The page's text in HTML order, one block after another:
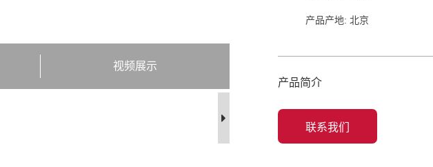
视频展示
产品产地: 北京
产品简介
联系我们